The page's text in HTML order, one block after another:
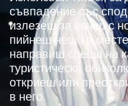
съвпадение със
излезеш за вечер с
пийнеш нещо в
направиш среща на
туристическа
откриеш или
в него.